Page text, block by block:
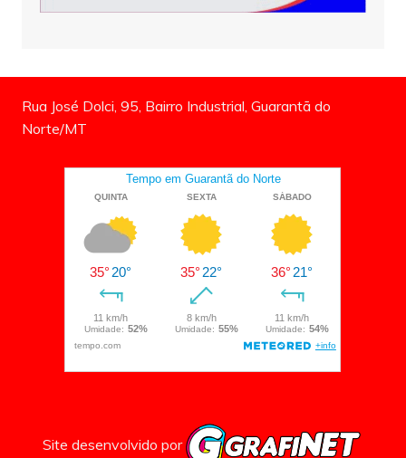
Rua José Dolci, 95, Bairro Industrial, Guarantã do
Norte/MT
Site desenvolvido por